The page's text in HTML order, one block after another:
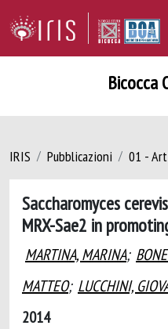
Bicocca
IRIS Pubblicazioni 01 -
Saccharomyces
MRX-Sae2 in
MARTINA, MARINA;
MATTEO; LUCCHINI,
2014